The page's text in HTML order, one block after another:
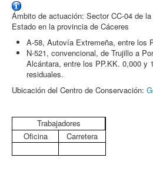
Ámbito de actuación: Sector CC-04 de
Estado en la provincia de Cáceres
A-58, Autovía Extremeña, entre los
N-521, convencional, de Trujillo a
Alcántara, entre los PP.KK. 0,000 y
residuales.
Ubicación del Centro de Conservación:
Trabajadores
Oficina
Carretera